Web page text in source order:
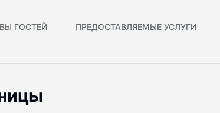
ГОСТЕЙ ПРЕДОСТАВЛЯЕМЫЕ УСЛУГИ